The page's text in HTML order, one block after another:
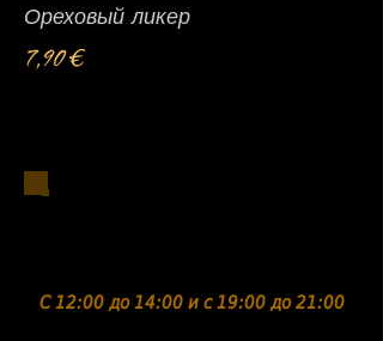
Ореховый ликер
7,90 €
С 12:00 до 14:00 и с 19:00 до 21:00